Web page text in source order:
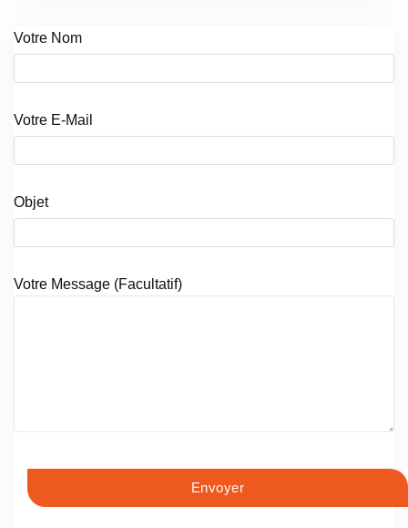
Votre Nom
Votre E-Mail
Objet
Votre Message (facultatif)